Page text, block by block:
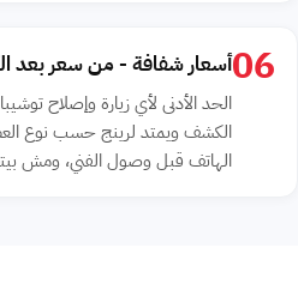
06أسعار شفافة - من سعر بعد
الحد الأدنى لأي زيارة وإصلاح
الكشف ويمتد لرينج حسب نوع
الهاتف قبل وصول الفني، ومش